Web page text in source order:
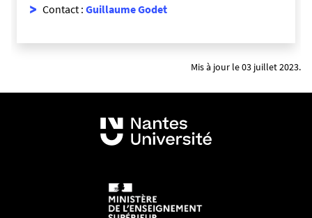
Contact : Guillaume Godet
Mis à jour le 03 juillet 2023.